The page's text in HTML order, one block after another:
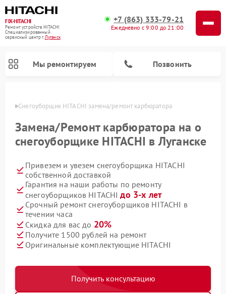
FIX-HITACHI
Ремонт устройств HITACHI
Специализированный
cервисный центр г.Луганск
+7 (863) 333-79-21
Ежедневно с 9:00 до 21:00
Мы ремонтируем Позвонить
Снегоуборщик HITACHI замена/pемонт карбюратора
Замена/Pемонт карбюратора на о
снегоуборщике HITACHI в Луганске
Привезем и увезем снегоуборщика HITACHI
собственной доставкой
Гарантия на наши работы по ремонту
снегоуборщиков HITACHIдо 3-х лет
Срочный ремонт снегоуборщиков HITACHI в
течении часа
Скидка для вас до 20%
Получите 1500 рублей на ремонт
Оригинальные комплектующие HITACHI
Получить консультацию